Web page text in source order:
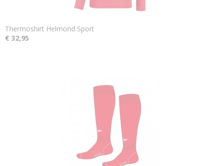
Thermoshirt Helmond Sport
€ 32,95